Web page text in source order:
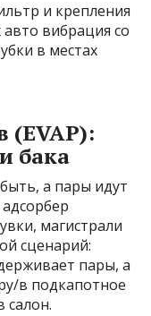
и крепления
вибрация со
в местах
(EVAP):
бака
а пары идут
магистрали
сценарий:
пары, а
в подкапотное
салон.